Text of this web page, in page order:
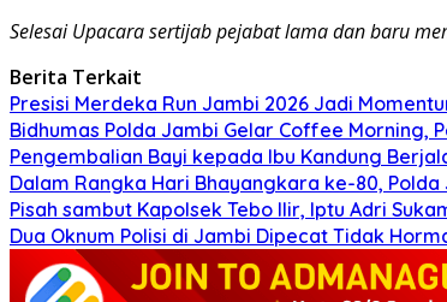
Selesai Upacara sertijab pejabat lama dan baru
Berita Terkait
Presisi Merdeka Run Jambi 2026 Jadi
Bidhumas Polda Jambi Gelar Coffee Morning,
Pengembalian Bayi kepada Ibu Kandung
Dalam Rangka Hari Bhayangkara ke-80,
Pisah sambut Kapolsek Tebo Ilir, Iptu Adri
Dua Oknum Polisi di Jambi Dipecat Tidak